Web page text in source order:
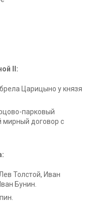
II:
Царицыно у князя
парковый
договор с
Толстой, Иван
Бунин.